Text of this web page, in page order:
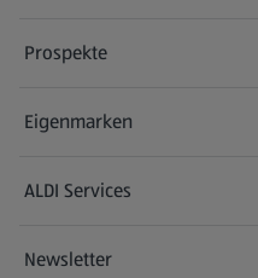
Prospekte
Eigenmarken
ALDI Services
Newsletter